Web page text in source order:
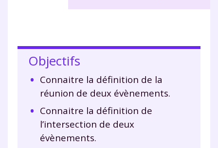
Objectifs
Connaitre la définition de la
réunion de deux évènements.
Connaitre la définition de
l’intersection de deux
évènements.